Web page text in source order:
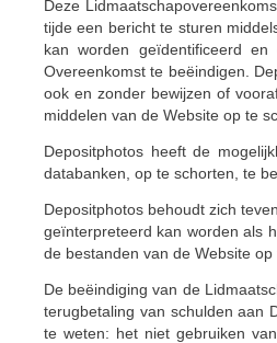
Deze
tijde een bericht te sturen
kan worden geïdentificeerd
Overeenkomst te beëindigen.
ook en zonder bewijzen of
middelen van de Website op te
Depositphotos heeft de
databanken, op te schorten, te
Depositphotos behoudt zich
geïnterpreteerd kan worden als
de bestanden van de Website
De beëindiging van de
terugbetaling van schulden aan
te weten: het niet gebruiken